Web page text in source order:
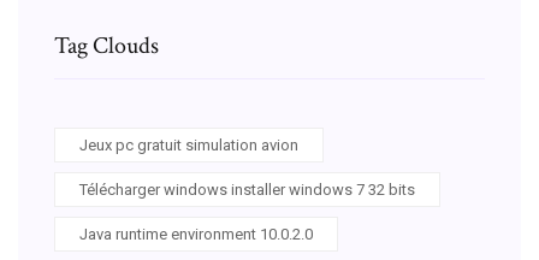
Tag Clouds
Jeux pc gratuit simulation avion
Télécharger windows installer windows 7 32 bits
Java runtime environment 10.0.2.0